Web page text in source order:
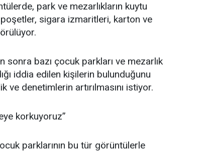
park ve mezarlıkların kuytu
poşetler, sigara izmaritleri, karton ve
sonra bazı çocuk parkları ve mezarlık
iddia edilen kişilerin bulunduğunu
ve denetimlerin artırılmasını istiyor.
korkuyoruz”
parklarının bu tür görüntülerle